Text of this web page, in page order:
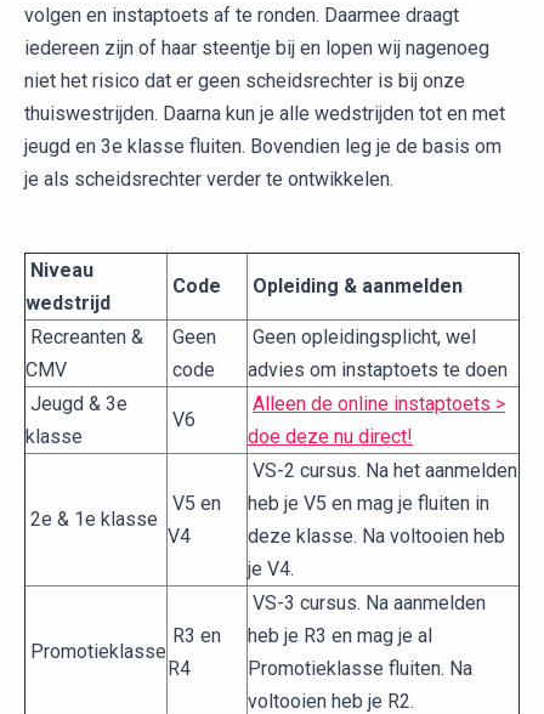
volgen en instaptoets af te ronden. Daarmee draagt
iedereen zijn of haar steentje bij en lopen wij nagenoeg
niet het risico dat er geen scheidsrechter is bij onze
thuiswestrijden. Daarna kun je alle wedstrijden tot en met
jeugd en 3e klasse fluiten. Bovendien leg je de basis om
je als scheidsrechter verder te ontwikkelen.
Niveau
wedstrijd
Code Opleiding & aanmelden
Recreanten &
CMV
Geen
code
Geen opleidingsplicht, wel
advies om instaptoets te doen
Jeugd & 3e
klasse
V6
Alleen de online instaptoets >
doe deze nu direct!
2e & 1e klasse
V5 en
V4
VS-2 cursus. Na het aanmelden
heb je V5 en mag je fluiten in
deze klasse. Na voltooien heb
je V4.
Promotieklasse
R3 en
R4
VS-3 cursus. Na aanmelden
heb je R3 en mag je al
Promotieklasse fluiten. Na
voltooien heb je R2.